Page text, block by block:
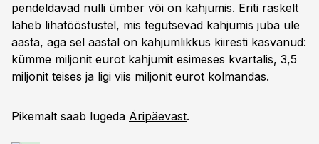
pendeldavad nulli ümber või on kahjumis. Eriti raskelt
läheb lihatööstustel, mis tegutsevad kahjumis juba üle
aasta, aga sel aastal on kahjumlikkus kiiresti kasvanud:
kümme miljonit eurot kahjumit esimeses kvartalis, 3,5
miljonit teises ja ligi viis miljonit eurot kolmandas.
Pikemalt saab lugeda Äripäevast.